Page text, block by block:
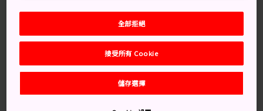
萬勿錯過
以鬆軟可口的華夫餅聞名的英式茶館 Eight Flag
保存完好的精美儒家神社——孔子廟
著名旅遊景點——哥拉巴園，步行 10 分鐘即可
到達
全部拒絕
接受所有 Cookie
儲存選擇